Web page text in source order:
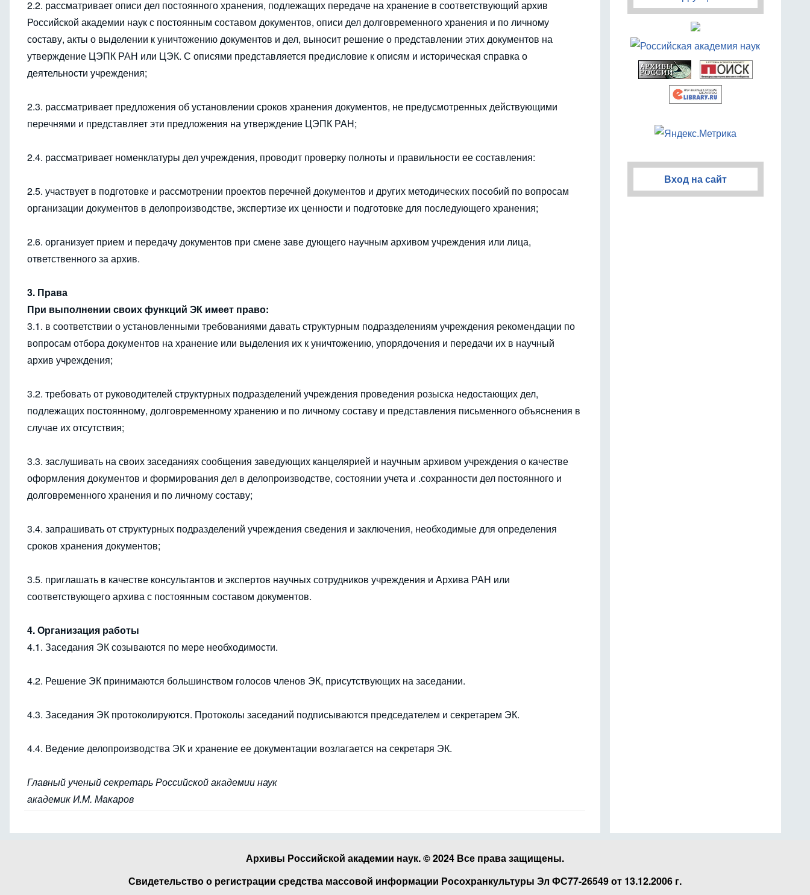
2.2. рассматривает описи дел постоянного хранения, подлежащих передаче на хранение в соответствующий архив
Российской академии наук с постоянным составом документов, описи дел долговременного хранения и по личному
составу, акты о выделении к уничтожению документов и дел, выносит решение о представлении этих документов на
утверждение ЦЭПК РАН или ЦЭК. С описями представляется предисловие к описям и историческая справка о
деятельности учреждения;
2.3. рассматривает предложения об установлении сроков хранения документов, не предусмотренных действующими
перечнями и представляет эти предложения на утверждение ЦЭПК РАН;
2.4. рассматривает номенклатуры дел учреждения, проводит проверку полноты и правильности ее составления:
2.5. участвует в подготовке и рассмотрении проектов перечней документов и других методических пособий по вопросам
организации документов в делопроизводстве, экспертизе их ценности и подготовке для последующего хранения;
2.6. организует прием и передачу документов при смене заве дующего научным архивом учреждения или лица,
ответственного за архив.
3. Права
При выполнении своих функций ЭК имеет право:
3.1. в соответствии о установленными требованиями давать структурным подразделениям учреждения рекомендации по
вопросам отбора документов на хранение или выделения их к уничтожению, упорядочения и передачи их в научный
архив учреждения;
3.2. требовать от руководителей структурных подразделений учреждения проведения розыска недостающих дел,
подлежащих постоянному, долговременному хранению и по личному составу и представления письменного объяснения в
случае их отсутствия;
3.3. заслушивать на своих заседаниях сообщения заведующих канцелярией и научным архивом учреждения о качестве
оформления документов и формирования дел в делопроизводстве, состоянии учета и .сохранности дел постоянного и
долговременного хранения и по личному составу;
3.4. запрашивать от структурных подразделений учреждения сведения и заключения, необходимые для определения
сроков хранения документов;
3.5. приглашать в качестве консультантов и экспертов научных сотрудников учреждения и Архива РАН или
соответствующего архива с постоянным составом документов.
4. Организация работы
4.1. Заседания ЭК созываются по мере необходимости.
4.2. Решение ЭК принимаются большинством голосов членов ЭК, присутствующих на заседании.
4.3. Заседания ЭК протоколируются. Протоколы заседаний подписываются председателем и секретарем ЭК.
4.4. Ведение делопроизводства ЭК и хранение ее документации возлагается на секретаря ЭК.
Главный ученый секретарь Российской академии наук
академик И.М. Макаров
Вход на сайт
Архивы Российской академии наук. © 2024 Все права защищены.
Свидетельство о регистрации средства массовой информации Росохранкультуры Эл ФС77-26549 от 13.12.2006 г.